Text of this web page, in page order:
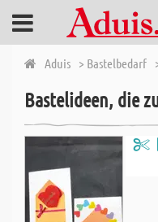
Aduis > Bastelbedarf
Bastelideen, die